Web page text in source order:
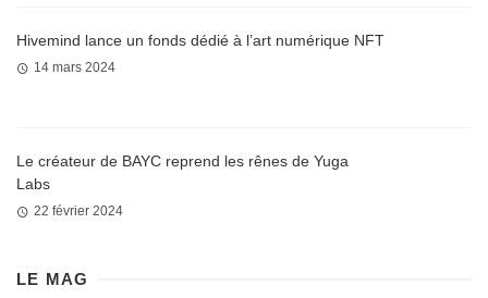
Hivemind lance un fonds dédié à l’art numérique NFT
14 mars 2024
Le créateur de BAYC reprend les rênes de Yuga
Labs
22 février 2024
LE MAG